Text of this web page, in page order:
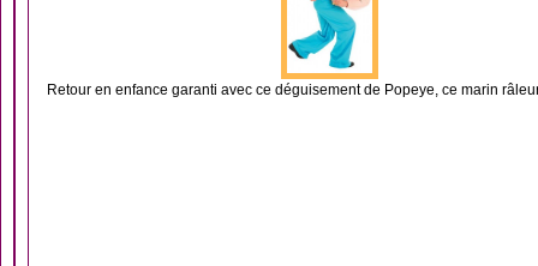
Retour en enfance garanti avec ce déguisement de Popeye, ce marin